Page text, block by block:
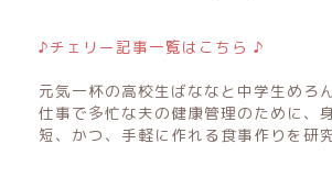
♪チェリー記事一覧はこちら ♪
元気一杯の高校生ばななと中学生めろ
仕事で多忙な夫の健康管理のために、
短、かつ、手軽に作れる食事作りを研